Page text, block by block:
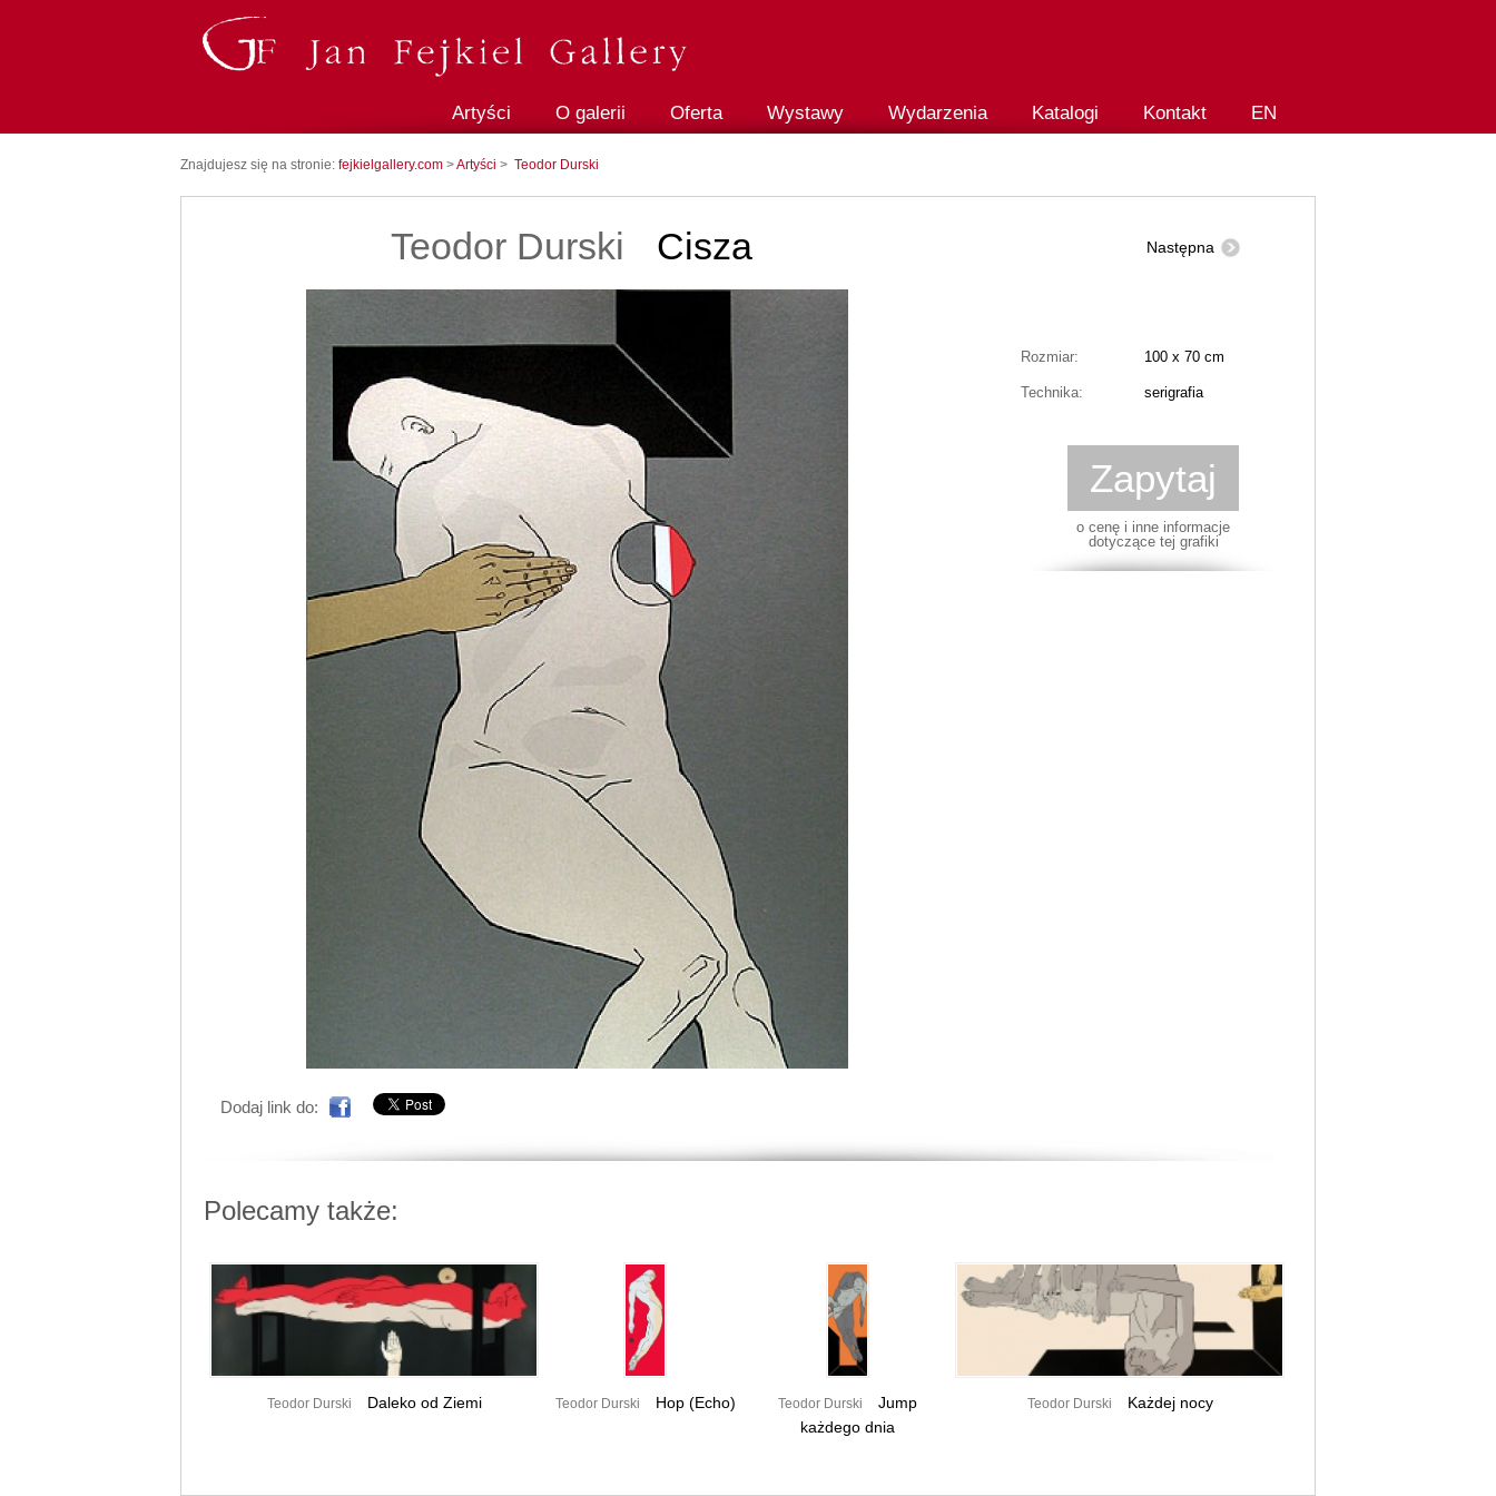
Artyści O galerii Oferta Wystawy Wydarzenia Katalogi Kontakt EN
Znajdujesz się na stronie: fejkielgallery.com >Artyści > Teodor Durski
Następna
Teodor Durski Cisza
Rozmiar: 100 x 70 cm
Technika: serigrafia
Zapytaj
o cenę i inne informacje
dotyczące tej grafiki
Dodaj link do:
Polecamy także:
Teodor Durski Daleko od Ziemi Teodor Durski Hop (Echo) Teodor Durski
Jump
każdego dnia
Teodor Durski Każdej nocy